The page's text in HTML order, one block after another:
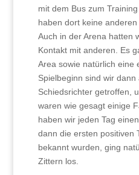
mit dem Bus zum
haben dort keine
Auch in der Arena hatten
Kontakt mit anderen. Es
Area sowie natürlich eine
Spielbeginn sind wir
Schiedsrichter getroffen,
waren wie gesagt einige
haben wir jeden Tag
dann die ersten positiven
bekannt wurden, ging
Zittern los.